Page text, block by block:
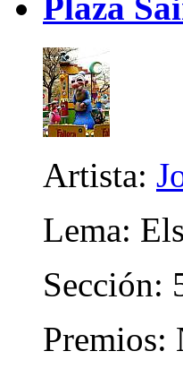
Plaza
Artista:
Lema:
Sección:
Premios: